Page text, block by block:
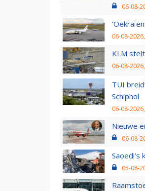
06-08-
06-08-
KLM
06-08-
TUI
Schiphol
06-08-
Nieuwe
06-08-
05-08-